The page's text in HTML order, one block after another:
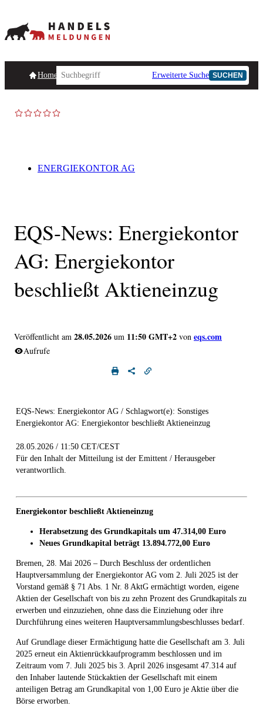
HomepageHandelsmeldungen Ad-Hoc-Meldungen
Erweiterte Suche SUCHEN
ENERGIEKONTOR AG
EQS-News: Energiekontor
AG: Energiekontor
beschließt Aktieneinzug
Veröffentlicht am 28.05.2026 um 11:50 GMT+2 von eqs.com
Aufrufe
EQS-News: Energiekontor AG / Schlagwort(e): Sonstiges
Energiekontor AG: Energiekontor beschließt Aktieneinzug
28.05.2026 / 11:50 CET/CEST
Für den Inhalt der Mitteilung ist der Emittent / Herausgeber
verantwortlich.
Energiekontor beschließt Aktieneinzug
Herabsetzung des Grundkapitals um 47.314,00 Euro
Neues Grundkapital beträgt 13.894.772,00 Euro
Bremen, 28. Mai 2026 – Durch Beschluss der ordentlichen
Hauptversammlung der Energiekontor AG vom 2. Juli 2025 ist der
Vorstand gemäß § 71 Abs. 1 Nr. 8 AktG ermächtigt worden, eigene
Aktien der Gesellschaft von bis zu zehn Prozent des Grundkapitals zu
erwerben und einzuziehen, ohne dass die Einziehung oder ihre
Durchführung eines weiteren Hauptversammlungsbeschlusses bedarf.
Auf Grundlage dieser Ermächtigung hatte die Gesellschaft am 3. Juli
2025 erneut ein Aktienrückkaufprogramm beschlossen und im
Zeitraum vom 7. Juli 2025 bis 3. April 2026 insgesamt 47.314 auf
den Inhaber lautende Stückaktien der Gesellschaft mit einem
anteiligen Betrag am Grundkapital von 1,00 Euro je Aktie über die
Börse erworben.